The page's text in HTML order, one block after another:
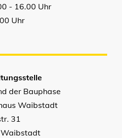
- 16.00 Uhr
Uhr
der Bauphase
Waibstadt
31